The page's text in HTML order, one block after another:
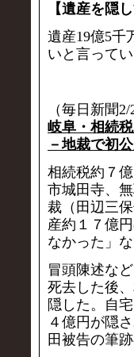
【遺産を隠
遺産19億5千
いと言って
（毎日新聞
岐阜・相続
－地裁で初
相続税約７
市城田寺、
裁（田辺三
産約１７億
なかった」
冒頭陳述な
死去した後
隠した。自
４億円が隠
田被告の筆